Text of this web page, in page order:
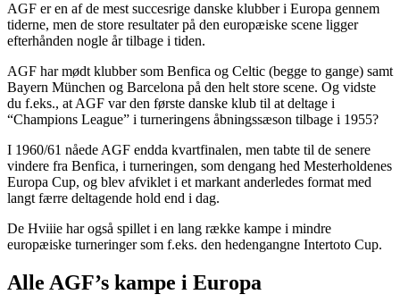
AGF er en af de mest succesrige danske klubber i Europa gennem
tiderne, men de store resultater på den europæiske scene ligger
efterhånden nogle år tilbage i tiden.
AGF har mødt klubber som Benfica og Celtic (begge to gange) samt
Bayern München og Barcelona på den helt store scene. Og vidste
du f.eks., at AGF var den første danske klub til at deltage i
“Champions League” i turneringens åbningssæson tilbage i 1955?
I 1960/61 nåede AGF endda kvartfinalen, men tabte til de senere
vindere fra Benfica, i turneringen, som dengang hed Mesterholdenes
Europa Cup, og blev afviklet i et markant anderledes format med
langt færre deltagende hold end i dag.
De Hviiie har også spillet i en lang række kampe i mindre
europæiske turneringer som f.eks. den hedengangne Intertoto Cup.
Alle AGF’s kampe i Europa